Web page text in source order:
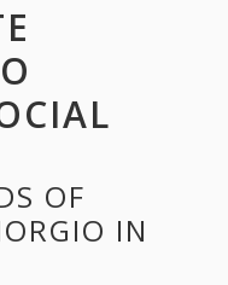
OF
IN